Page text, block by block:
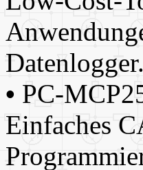
Datenlogger.
• PC-
Einfaches